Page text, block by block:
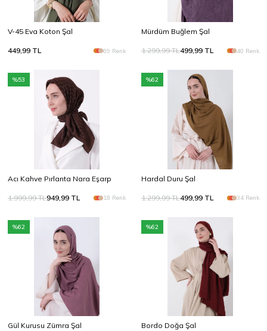
V-45 Eva Koton Şal
449,99 TL 69 Renk
Mürdüm Buğlem Şal
1.299,99TL499,99 TL 40 Renk
%53
Acı Kahve Pırlanta Nara Eşarp
1.999,99TL949,99 TL 18 Renk
%62
Hardal Duru Şal
1.299,99TL499,99 TL 34 Renk
%62
Gül Kurusu Zümra Şal
%62
Bordo Doğa Şal